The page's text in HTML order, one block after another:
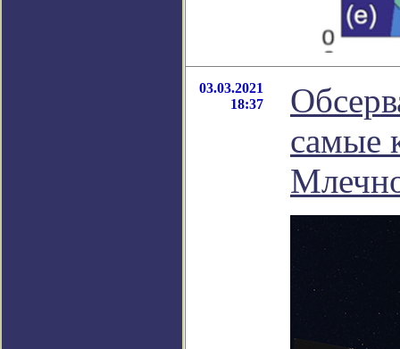
03.03.2021
18:37
самые